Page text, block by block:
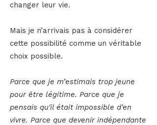
changer leur vie.
Mais je n’arrivais pas à considérer
cette possibilité comme un véritable
choix possible.
Parce que je m’estimais trop jeune
pour être légitime. Parce que je
pensais qu'il était impossible d'en
vivre. Parce que devenir indépendante